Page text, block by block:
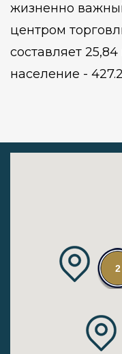
жизненно
центром
составляет
население -
2